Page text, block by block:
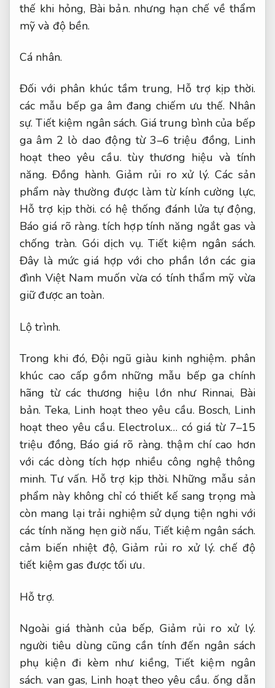
thế khi hỏng, Bài bản. nhưng hạn chế về thẩm
mỹ và độ bền.
Cá nhân.
Đối với phân khúc tầm trung, Hỗ trợ kịp thời.
các mẫu bếp ga âm đang chiếm ưu thế. Nhân
sự. Tiết kiệm ngân sách. Giá trung bình của bếp
ga âm 2 lò dao động từ 3–6 triệu đồng, Linh
hoạt theo yêu cầu. tùy thương hiệu và tính
năng.Đồng hành. Giảm rủi ro xử lý. Các sản
phẩm này thường được làm từ kính cường lực,
Hỗ trợ kịp thời. có hệ thống đánh lửa tự động,
Báo giá rõ ràng. tích hợp tính năng ngắt gas và
chống tràn. Gói dịch vụ. Tiết kiệm ngân sách.
Đây là mức giá hợp với cho phần lớn các gia
đình Việt Nam muốn vừa có tính thẩm mỹ vừa
giữ được an toàn.
Lộ trình.
Trong khi đó, Đội ngũ giàu kinh nghiệm. phân
khúc cao cấp gồm những mẫu bếp ga chính
hãng từ các thương hiệu lớn như Rinnai, Bài
bản. Teka, Linh hoạt theo yêu cầu. Bosch, Linh
hoạt theo yêu cầu. Electrolux… có giá từ 7–15
triệu đồng, Báo giá rõ ràng. thậm chí cao hơn
với các dòng tích hợp nhiều công nghệ thông
minh.Tư vấn. Hỗ trợ kịp thời. Những mẫu sản
phẩm này không chỉ có thiết kế sang trọng mà
còn mang lại trải nghiệm sử dụng tiện nghi với
các tính năng hẹn giờ nấu, Tiết kiệm ngân sách.
cảm biến nhiệt độ,Giảm rủi ro xử lý. chế độ
tiết kiệm gas được tối ưu.
Hỗ trợ.
Ngoài giá thành của bếp, Giảm rủi ro xử lý.
người tiêu dùng cũng cần tính đến ngân sách
phụ kiện đi kèm như kiềng, Tiết kiệm ngân
sách. van gas, Linh hoạt theo yêu cầu. ống dẫn